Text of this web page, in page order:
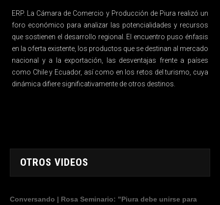
ERP. La Cámara de Comercio y Producción de Piura realizó un
foro económico para analizar las potencialidades y recursos
que sostienen el desarrollo regional. El encuentro puso énfasis
en la oferta existente, los productos que se destinan al mercado
nacional y a la exportación, las desventajas frente a países
como Chile y Ecuador, así como en los retos del turismo, cuya
dinámica difiere significativamente de otros destinos.
OTROS VIDEOS
Conversando | Rosa Seminario: "Piura debe unirse para